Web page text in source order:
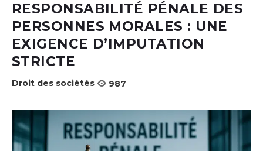
RESPONSABILITÉ PÉNALE DES
PERSONNES MORALES : UNE
EXIGENCE D’IMPUTATION
STRICTE
Droit des sociétés 987